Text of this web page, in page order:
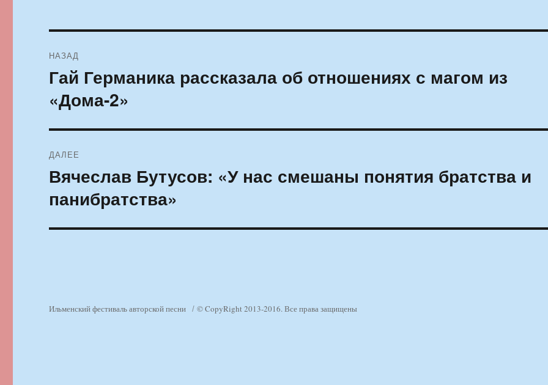
по
записям
НАЗАД
Предыдущая
Гай Германика рассказала об отношениях с магом из
«Дома-2»
ДАЛЕЕ
Следующая
Вячеслав Бутусов: «У нас смешаны понятия братства и
панибратства»
Ильменский фестиваль авторской песни © CopyRight 2013-2016. Все права защищены